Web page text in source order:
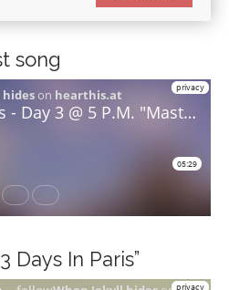
song
Days In Paris”